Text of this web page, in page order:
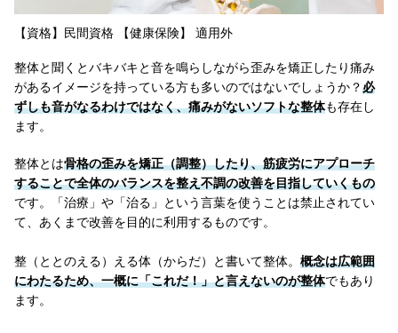
【資格】民間資格 【健康保険】 適用外
整体と聞くとバキバキと音を鳴らしながら歪みを矯正したり痛み
があるイメージを持っている方も多いのではないでしょうか？必
ずしも音がなるわけではなく、痛みがないソフトな整体も存在し
ます。
整体とは骨格の歪みを矯正（調整）したり、筋疲労にアプローチ
することで全体のバランスを整え不調の改善を目指していくもの
です。「治療」や「治る」という言葉を使うことは禁止されてい
て、あくまで改善を目的に利用するものです。
整（ととのえる）える体（からだ）と書いて整体。 概念は広範囲
にわたるため、一概に「これだ！」と言えないのが整体でもあり
ます。